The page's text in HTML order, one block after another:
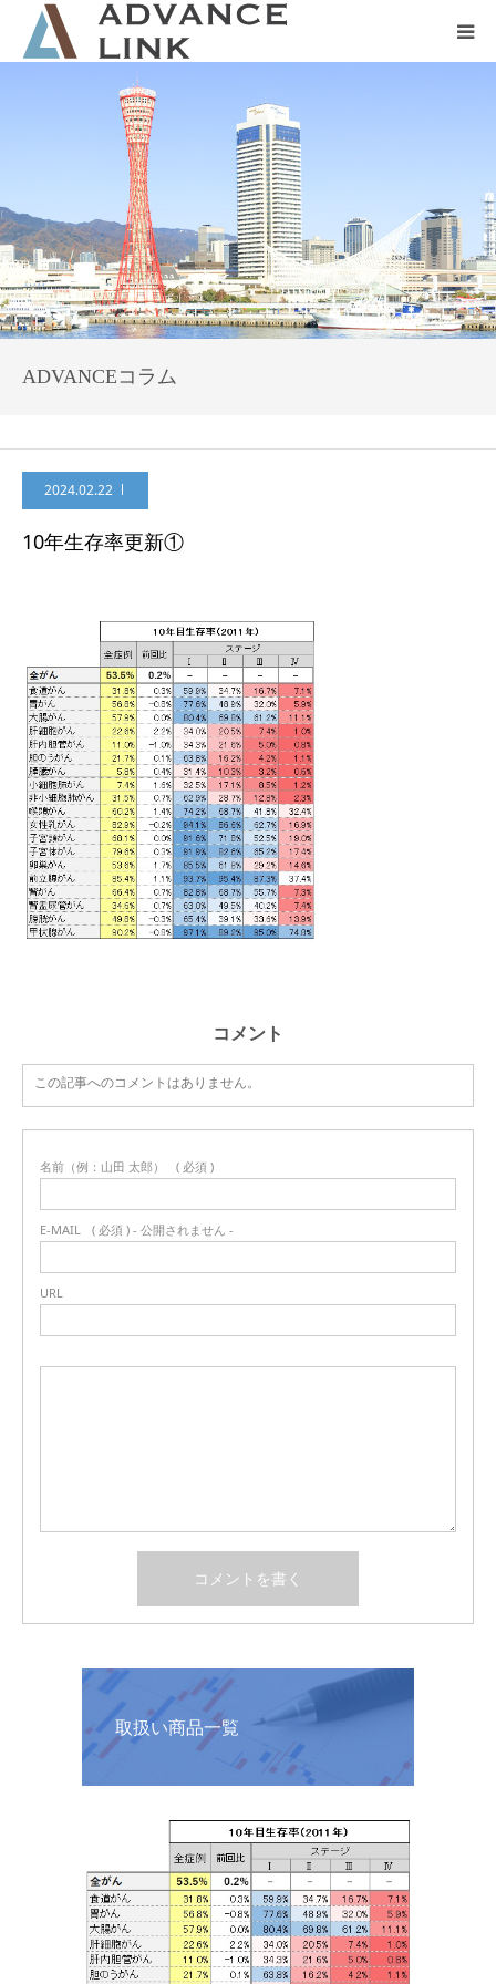
ADVANCEコラム
2024.02.22
10年生存率更新①
コメント
この記事へのコメントはありません。
名前（例：山田 太郎） ( 必須 )
E-MAIL ( 必須 ) - 公開されません -
URL
取扱い商品一覧
会社概要
ネット保険
事業保険